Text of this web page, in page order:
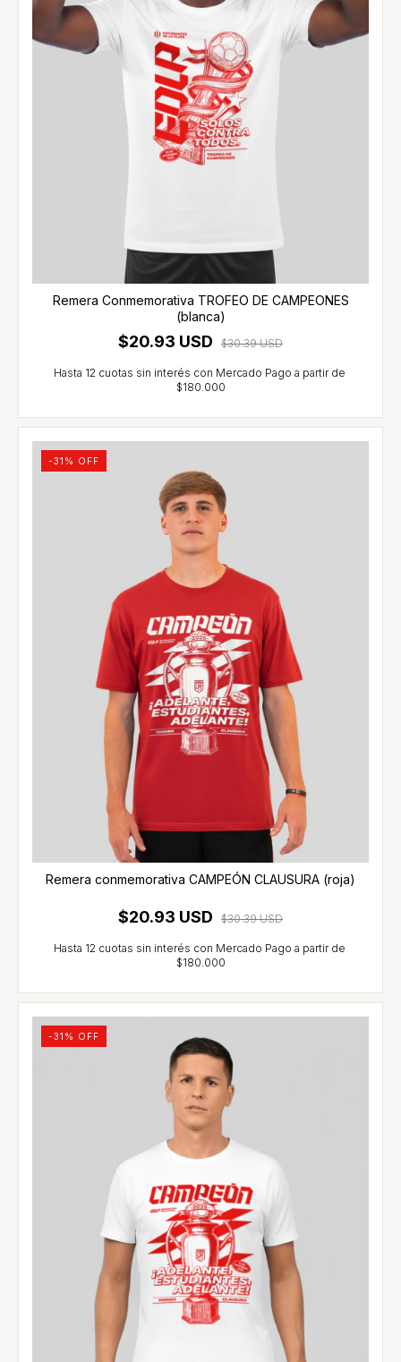
Remera Conmemorativa TROFEO DE CAMPEONES
(blanca)
$20.93 USD $30.39 USD
-31 % OFF
Remera conmemorativa CAMPEÓN CLAUSURA (roja)
$20.93 USD $30.39 USD
-31 % OFF